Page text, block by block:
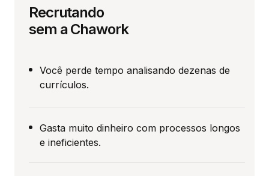
Recrutando
sem a Chawork
Você perde tempo analisando dezenas de
currículos.
Gasta muito dinheiro com processos longos
e ineficientes.